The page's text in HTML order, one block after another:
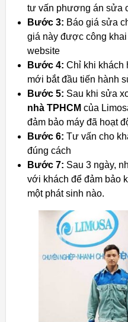
tư vấn phương án sửa
Bước 3: Báo giá sửa
giá này được công
website
Bước 4: Chỉ khi khách
mới bắt đầu tiến hành
Bước 5: Sau khi sửa
nhà TPHCM của
đảm bảo máy đã hoạt
Bước 6: Tư vấn cho
đúng cách
Bước 7: Sau 3 ngày,
với khách để đảm bảo
một phát sinh nào.